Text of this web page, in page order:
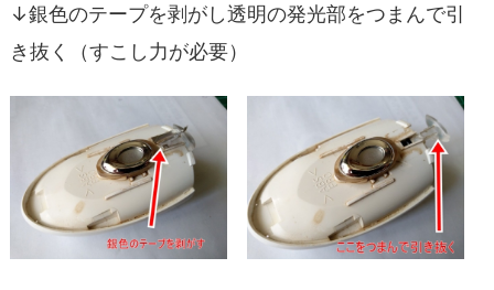
↓銀色のテープを剥がし透明の発光部をつまんで引
き抜く（すこし力が必要）